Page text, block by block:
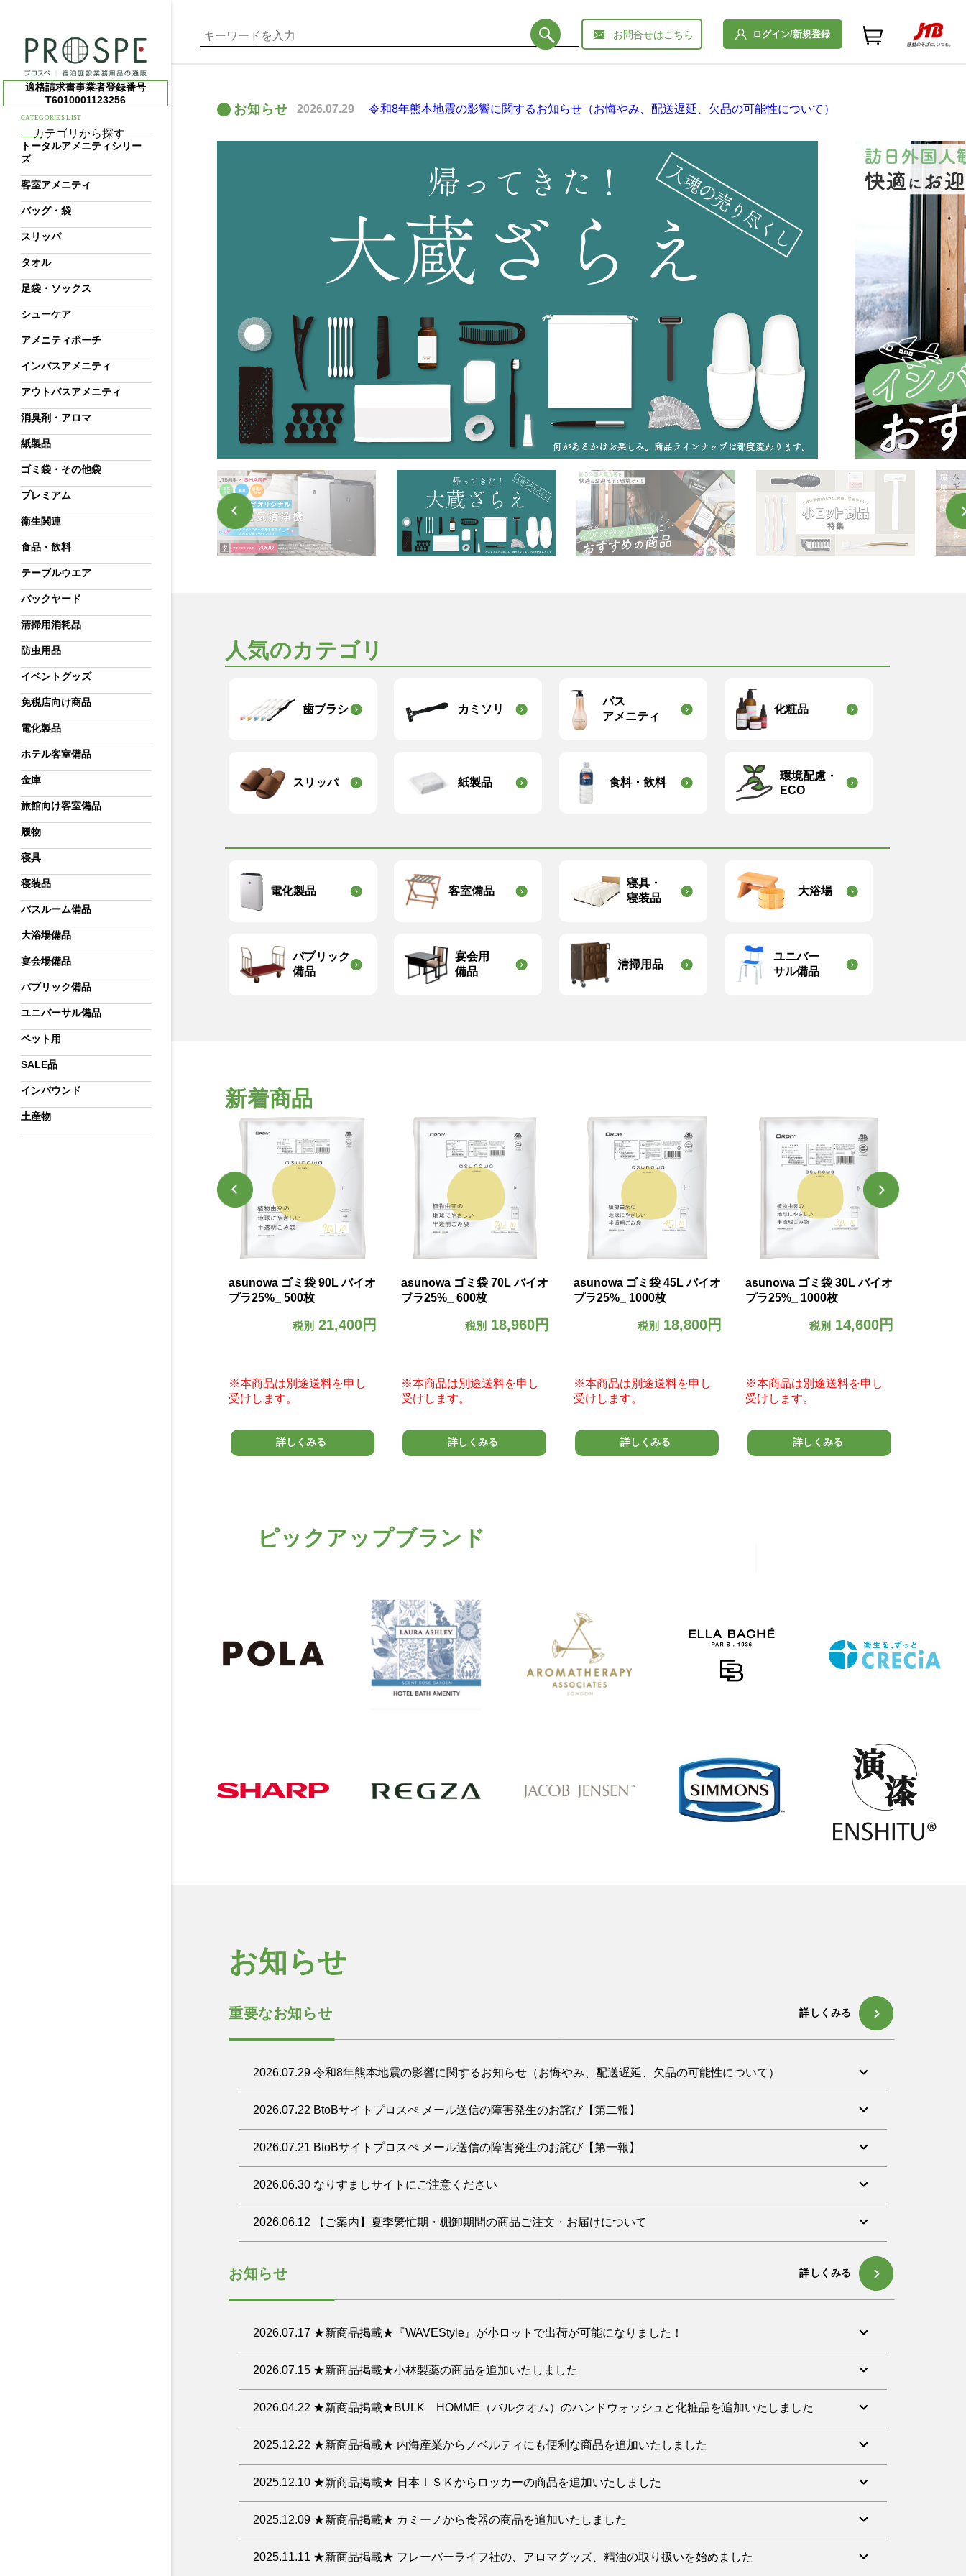
ログイン/新規登録
お問合せはこちら
適格請求書事業者登録番号
T6010001123256
CATEGORIES LIST
カテゴリから探す
トータルアメニティシリー
ズ
客室アメニティ
バッグ・袋
スリッパ
タオル
足袋・ソックス
シューケア
アメニティポーチ
インバスアメニティ
アウトバスアメニティ
消臭剤・アロマ
紙製品
ゴミ袋・その他袋
プレミアム
衛生関連
食品・飲料
テーブルウエア
バックヤード
清掃用消耗品
防虫用品
イベントグッズ
免税店向け商品
電化製品
ホテル客室備品
金庫
旅館向け客室備品
履物
寝具
寝装品
バスルーム備品
大浴場備品
宴会場備品
パブリック備品
ユニバーサル備品
ペット用
SALE品
インバウンド
土産物
お知らせ 2026.07.29 令和8年熊本地震の影響に関するお知らせ（お悔やみ、配送遅延、欠品の可能性について）
人気のカテゴリ
歯ブラシ カミソリ
バス
アメニティ
化粧品
スリッパ 紙製品 食料・飲料
環境配慮・
ECO
電化製品 客室備品
寝具・
寝装品
大浴場
パブリック
備品
宴会用
備品
清掃用品
ユニバー
サル備品
新着商品
asunowa ゴミ袋 90L バイオ
プラ25%_ 500枚
税別 21,400円
※本商品は別途送料を申し
受けします。
詳しくみる
asunowa ゴミ袋 70L バイオ
プラ25%_ 600枚
税別18,960円
※本商品は別途送料を申し
受けします。
詳しくみる
asunowa ゴミ袋 45L バイオ
プラ25%_ 1000枚
税別18,800円
※本商品は別途送料を申し
受けします。
詳しくみる
asunowa ゴミ袋 30L バイオ
プラ25%_ 1000枚
税別 14,600円
※本商品は別途送料を申し
受けします。
詳しくみる
ピックアップブランド
お知らせ
重要なお知らせ 詳しくみる
2026.07.29 令和8年熊本地震の影響に関するお知らせ（お悔やみ、配送遅延、欠品の可能性について）
お客様各位
と一日も早い復旧を心よりお祈り申し上げます。
地震の影響により、現在、一部地域でのお荷物の配送に遅延が発生しております。また、一部商品の仕入れや製造にも影
響が発生する可能性がございます。
ヤマト運輸：熊本県内
佐川急便：九州地方
詳細な状況につきましては、各配送会社のホームページをご確認ください。
地震の影響により、一部商品の製造・入荷に遅れが発生する可能性が御座います。ご注文いた
だいた商品が欠品となる可能性がございます。 欠品が発生した場合は、速やかに個別にご連絡させていただきます。
今後ともプロスぺをよろしくお願い申し上げます。
2026.07.22 BtoBサイトプロスぺ メール送信の障害発生のお詫び【第二報】
平素よりプロスぺ・らくらく注文メールをご利用いただき、誠にありがとうございます。
不具合につきましては21日19時40分に解消いたしました
ご利用のお客様には、多大なるご迷惑をおかけしておりますこと深くお詫び申し上げます。
ご不明な点等御座いましたらお問い合わせ窓口 prospe2@jtbtrading.jp までお願いいたします
2026.07.21 BtoBサイトプロスぺ メール送信の障害発生のお詫び【第一報】
平素よりプロスぺ・らくらく注文メールをご利用いただき、誠にありがとうございます。
注文、お問い合わせ、会員登録等の際に自動でメール送信するシステムに不具合が発生し送付が出来ておりません
ご利用のお客様には、多大なるご迷惑をおかけしておりますこと深くお詫び申し上げます。
受注システムは正常に作動しております
ご不明な点等御座いましたらお問い合わせ窓口 prospe2@jtbtrading.jp までお願いいたします
2026.06.30 なりすましサイトにご注意ください
当社の社名を語る偽サイトにご注意ください
ております。
さらに、「フィッシングサイト」への誘導を促されることも考えられます。
2026.06.12 【ご案内】夏季繁忙期・棚卸期間の商品ご注文・お届けについて
夏季繁忙期及び弊社倉庫棚卸に伴い、【PROSPE】掲載商品は、一部商品についてご注文・お届けが従来と異なります。
ご注意ください。
⇒受注締切日：7月14日（火）
⇒受注締切日：7月14日（火）
ご不明な点がありましたら問い合わせフォーム(prospe2@jtbtrading.jp)よりお問い合わせください。
お知らせ 詳しくみる
2026.07.17 ★新商品掲載★『WAVEStyle』が小ロットで出荷が可能になりました！
プロスペで定番アメニティシリーズのWAVE Styleで様々な皆様に導入いただきやすい小ロットで掲載いたしました
2026.07.15 ★新商品掲載★小林製薬の商品を追加いたしました
小林製薬から市販品でも人気の商品を９点掲載いたしました
商品は、こちらから
2026.04.22 ★新商品掲載★BULK HOMME（バルクオム）のハンドウォッシュと化粧品を追加いたしました
BULK HOMME（バルクオム）が考えるアメニティに必要な価値とは、お客様に感覚的な
商品は、こちらから
2025.12.22 ★新商品掲載★ 内海産業からノベルティにも便利な商品を追加いたしました
ノベルティにも便利な商品を掲載いたしました
食品も今後拡充していく予定です
2025.12.10 ★新商品掲載★ 日本ＩＳＫからロッカーの商品を追加いたしました
日本製の為、特注ですが納品が比較的早めな商品となります
2025.12.09 ★新商品掲載★ カミーノから食器の商品を追加いたしました
料飲、客室等でお使いになりやすい食器のご紹介です
2025.11.11 ★新商品掲載★ フレーバーライフ社の、アロマグッズ、精油の取り扱いを始めました